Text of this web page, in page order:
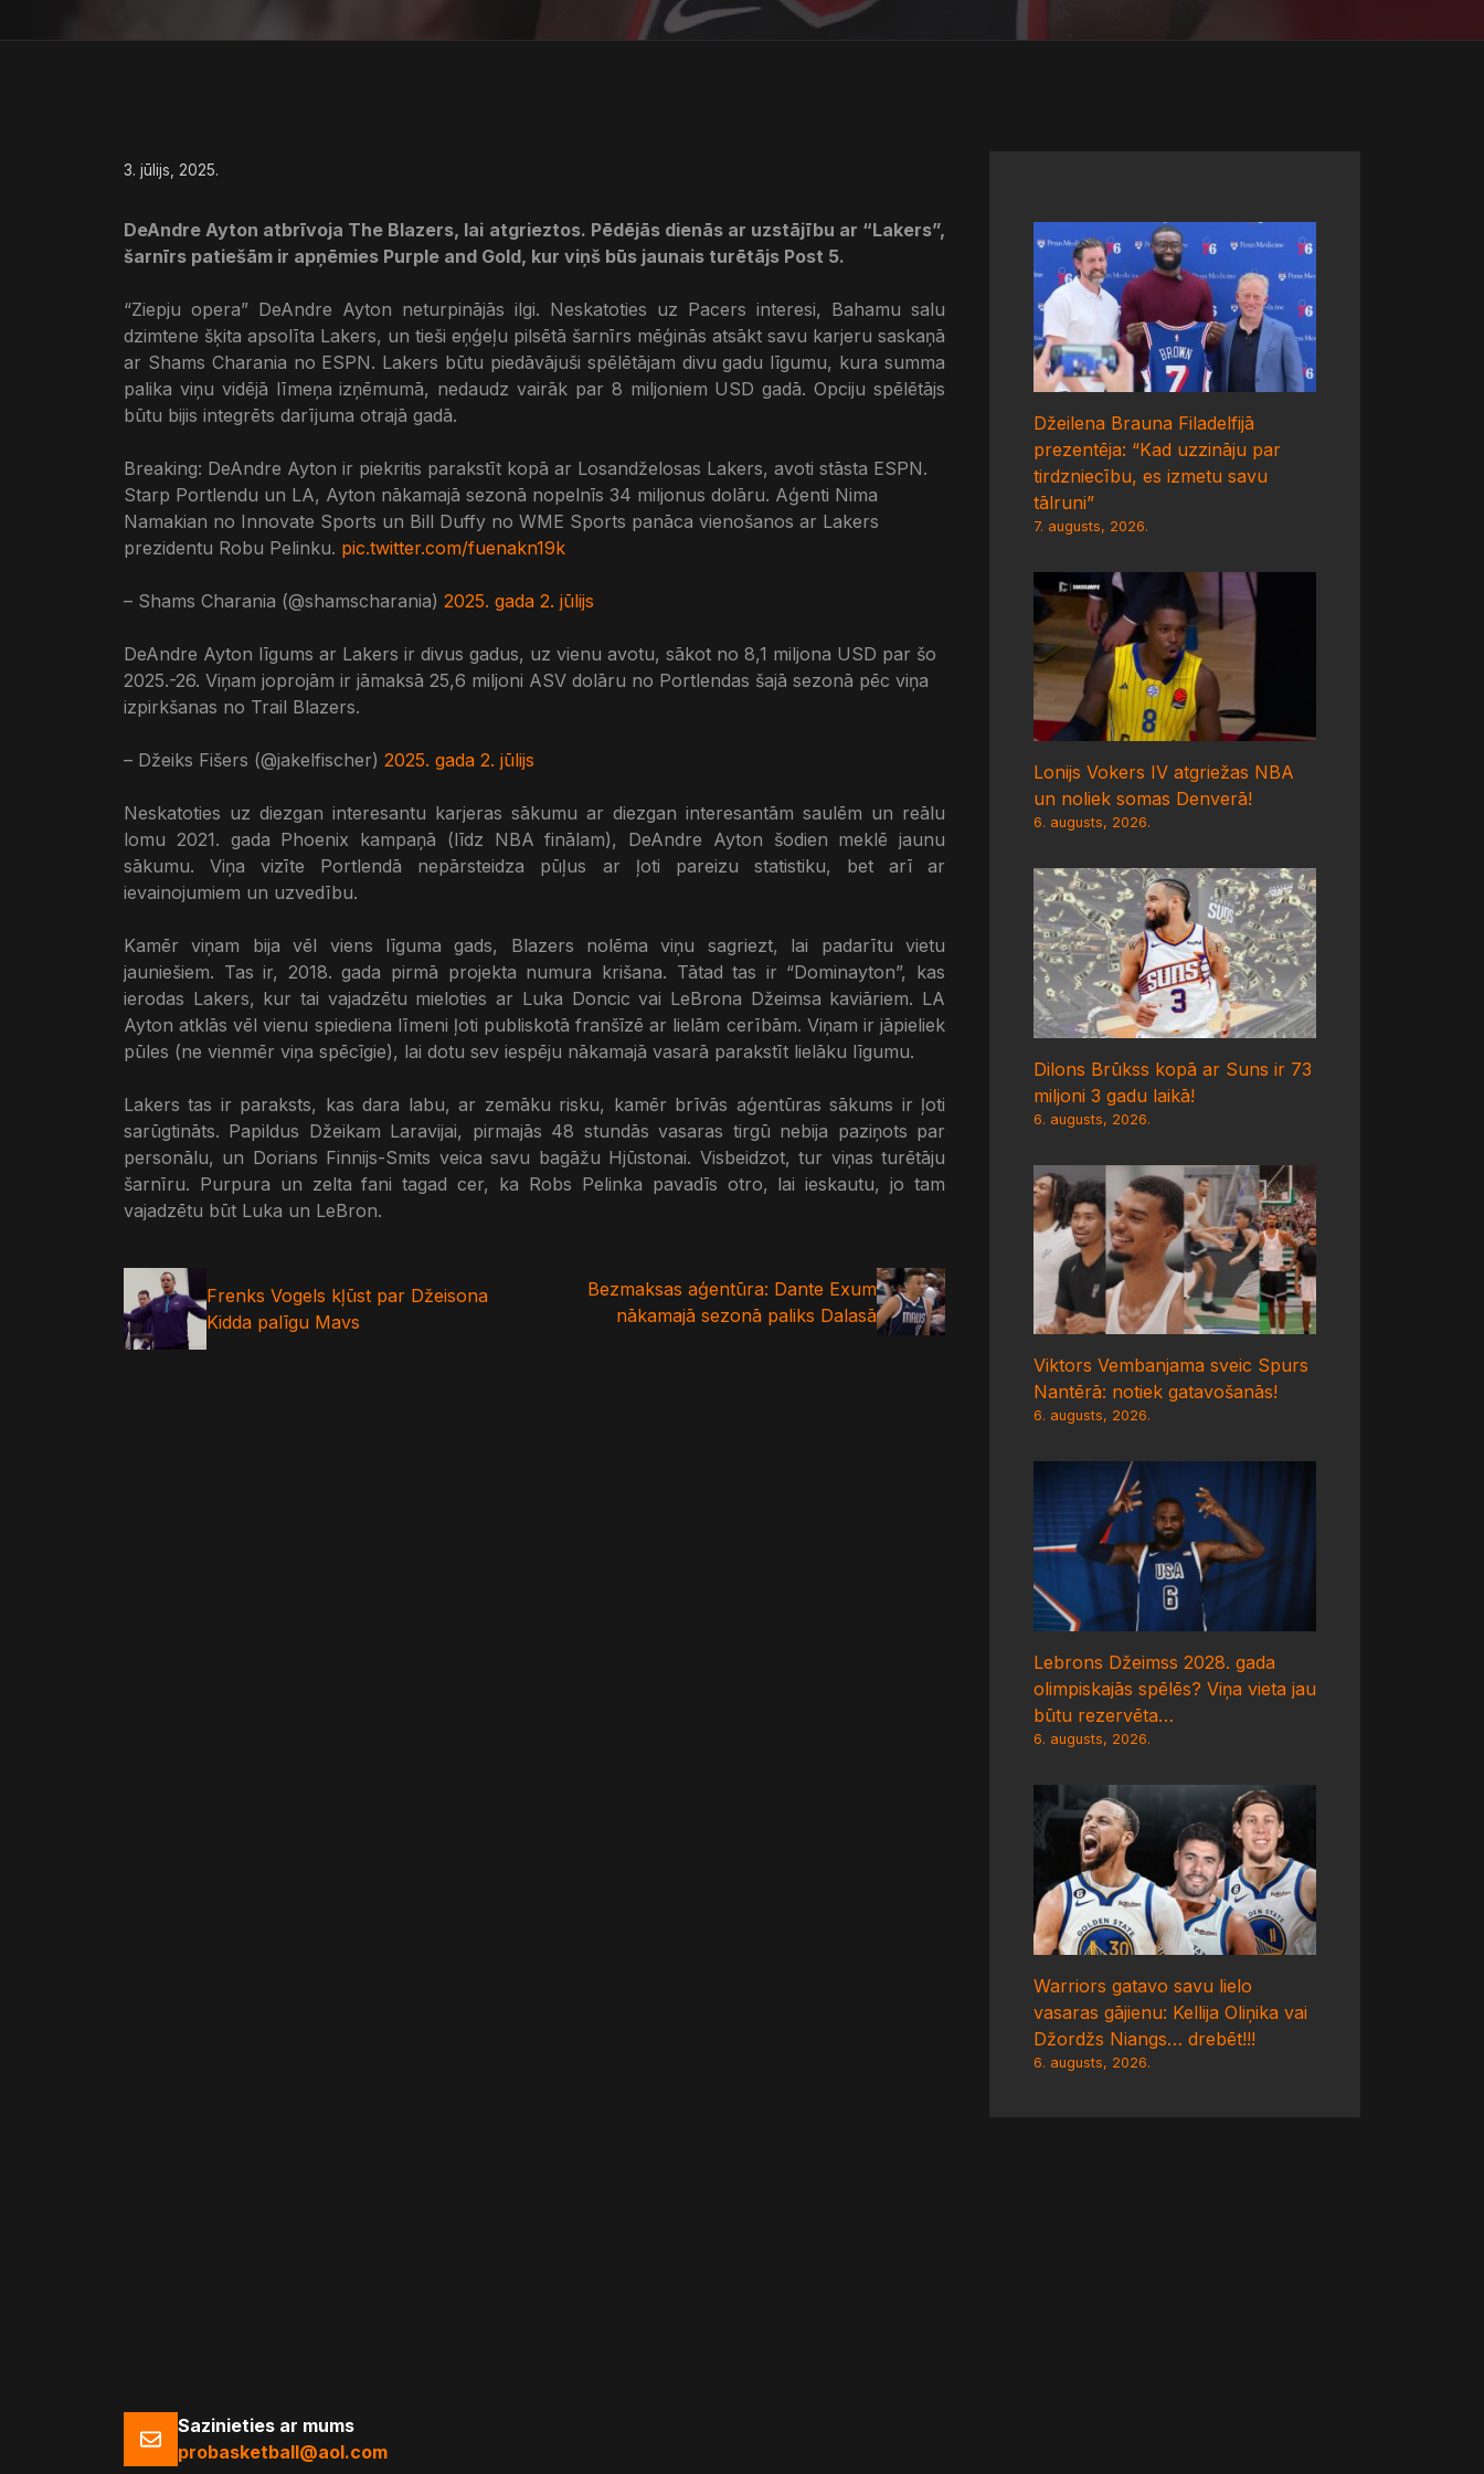
3. jūlijs, 2025.
DeAndre Ayton atbrīvoja The Blazers, lai atgrieztos. Pēdējās dienās ar uzstājību ar “Lakers”,
šarnīrs patiešām ir apņēmies Purple and Gold, kur viņš būs jaunais turētājs Post 5.
“Ziepju opera” DeAndre Ayton neturpinājās ilgi. Neskatoties uz Pacers interesi, Bahamu salu
dzimtene šķita apsolīta Lakers, un tieši eņģeļu pilsētā šarnīrs mēģinās atsākt savu karjeru saskaņā
ar Shams Charania no ESPN. Lakers būtu piedāvājuši spēlētājam divu gadu līgumu, kura summa
palika viņu vidējā līmeņa izņēmumā, nedaudz vairāk par 8 miljoniem USD gadā. Opciju spēlētājs
būtu bijis integrēts darījuma otrajā gadā.
Breaking: DeAndre Ayton ir piekritis parakstīt kopā ar Losandželosas Lakers, avoti stāsta ESPN.
Starp Portlendu un LA, Ayton nākamajā sezonā nopelnīs 34 miljonus dolāru. Aģenti Nima
Namakian no Innovate Sports un Bill Duffy no WME Sports panāca vienošanos ar Lakers
prezidentu Robu Pelinku. pic.twitter.com/fuenakn19k
– Shams Charania (@shamscharania) 2025. gada 2. jūlijs
DeAndre Ayton līgums ar Lakers ir divus gadus, uz vienu avotu, sākot no 8,1 miljona USD par šo
2025.-26. Viņam joprojām ir jāmaksā 25,6 miljoni ASV dolāru no Portlendas šajā sezonā pēc viņa
izpirkšanas no Trail Blazers.
– Džeiks Fišers (@jakelfischer) 2025. gada 2. jūlijs
Neskatoties uz diezgan interesantu karjeras sākumu ar diezgan interesantām saulēm un reālu
lomu 2021. gada Phoenix kampaņā (līdz NBA finālam), DeAndre Ayton šodien meklē jaunu
sākumu. Viņa vizīte Portlendā nepārsteidza pūļus ar ļoti pareizu statistiku, bet arī ar
ievainojumiem un uzvedību.
Kamēr viņam bija vēl viens līguma gads, Blazers nolēma viņu sagriezt, lai padarītu vietu
jauniešiem. Tas ir, 2018. gada pirmā projekta numura krišana. Tātad tas ir “Dominayton”, kas
ierodas Lakers, kur tai vajadzētu mieloties ar Luka Doncic vai LeBrona Džeimsa kaviāriem. LA
Ayton atklās vēl vienu spiediena līmeni ļoti publiskotā franšīzē ar lielām cerībām. Viņam ir jāpieliek
pūles (ne vienmēr viņa spēcīgie), lai dotu sev iespēju nākamajā vasarā parakstīt lielāku līgumu.
Lakers tas ir paraksts, kas dara labu, ar zemāku risku, kamēr brīvās aģentūras sākums ir ļoti
sarūgtināts. Papildus Džeikam Laravijai, pirmajās 48 stundās vasaras tirgū nebija paziņots par
personālu, un Dorians Finnijs-Smits veica savu bagāžu Hjūstonai. Visbeidzot, tur viņas turētāju
šarnīru. Purpura un zelta fani tagad cer, ka Robs Pelinka pavadīs otro, lai ieskautu, jo tam
vajadzētu būt Luka un LeBron.
Frenks Vogels kļūst par Džeisona
Kidda palīgu Mavs
Bezmaksas aģentūra: Dante Exum
nākamajā sezonā paliks Dalasā
Džeilena Brauna Filadelfijā
prezentēja: “Kad uzzināju par
tirdzniecību, es izmetu savu
tālruni”
7. augusts, 2026.
Lonijs Vokers IV atgriežas NBA
un noliek somas Denverā!
6. augusts, 2026.
Dilons Brūkss kopā ar Suns ir 73
miljoni 3 gadu laikā!
6. augusts, 2026.
Viktors Vembanjama sveic Spurs
Nantērā: notiek gatavošanās!
6. augusts, 2026.
Lebrons Džeimss 2028. gada
olimpiskajās spēlēs? Viņa vieta jau
būtu rezervēta…
6. augusts, 2026.
Warriors gatavo savu lielo
vasaras gājienu: Kellija Oliņika vai
Džordžs Niangs… drebēt!!!
6. augusts, 2026.
Sazinieties ar mums
probasketball@aol.com